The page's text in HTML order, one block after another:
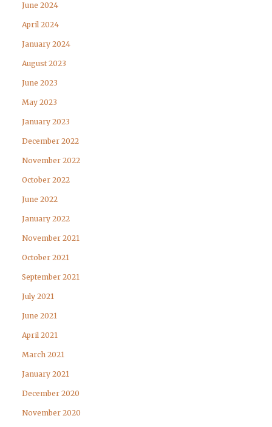
June 2024
April 2024
January 2024
August 2023
June 2023
May 2023
January 2023
December 2022
November 2022
October 2022
June 2022
January 2022
November 2021
October 2021
September 2021
July 2021
June 2021
April 2021
March 2021
January 2021
December 2020
November 2020